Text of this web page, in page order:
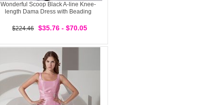
Wonderful Scoop Black A-line Knee-
length Dama Dress with Beading
$224.46 $35.76 - $70.05